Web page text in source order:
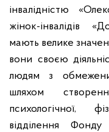
інвалідністю
жінок-інвалідів
мають велике
вони своєю
людям з
шляхом
психологічної,
відділення